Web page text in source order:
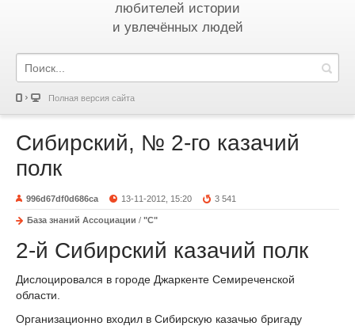
любителей истории
и увлечённых людей
Полная версия сайта
Сибирский, № 2-го казачий
полк
996d67df0d686ca 13-11-2012, 15:20 3 541
База знаний Ассоциации / "С"
2-й Сибирский казачий полк
Дислоцировался в городе Джаркенте Семиреченской
области.
Организационно входил в Сибирскую казачью бригаду